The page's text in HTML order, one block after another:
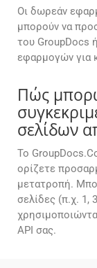
Οι δωρεάν
μπορούν να
του GroupDocs
εφαρμογών για
Πώς
σελίδων
Το
ορίζετε
μετατροπή.
σελίδες (π.χ. 1,
API σας.